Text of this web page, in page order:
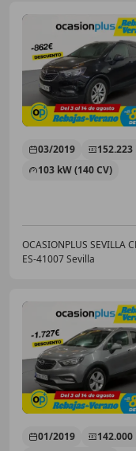
03/2019 152.223
103 kW (140 CV)
OCASIONPLUS SEVILLA
ES-41007 Sevilla
01/2019 142.000